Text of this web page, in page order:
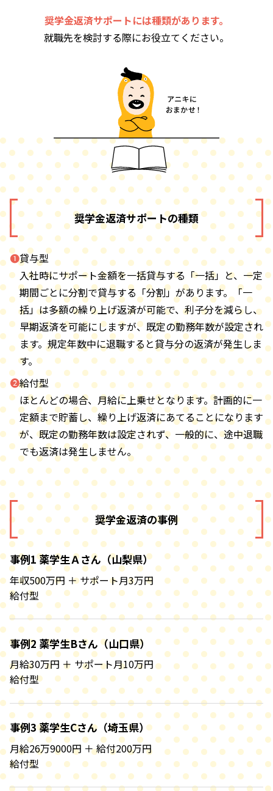
奨学金返済サポートには種類があります。
就職先を検討する際にお役立てください。
奨学金返済サポートの種類
❶貸与型
入社時にサポート金額を一括貸与する「一括」と、一定
期間ごとに分割で貸与する「分割」があります。「一
括」は多額の繰り上げ返済が可能で、利子分を減らし、
早期返済を可能にしますが、既定の勤務年数が設定され
ます。規定年数中に退職すると貸与分の返済が発生しま
す。
❷給付型
ほとんどの場合、月給に上乗せとなります。計画的に一
定額まで貯蓄し、繰り上げ返済にあてることになります
が、既定の勤務年数は設定されず、一般的に、途中退職
でも返済は発生しません。
奨学金返済の事例
事例1 薬学生Ａさん（山梨県）
年収500万円 ＋ サポート月3万円
給付型
事例2 薬学生Bさん（山口県）
月給30万円 ＋ サポート月10万円
給付型
事例3 薬学生Cさん（埼玉県）
月給26万9000円 ＋ 給付200万円
給付型